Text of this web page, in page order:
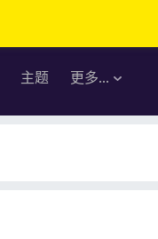
主题 更多…